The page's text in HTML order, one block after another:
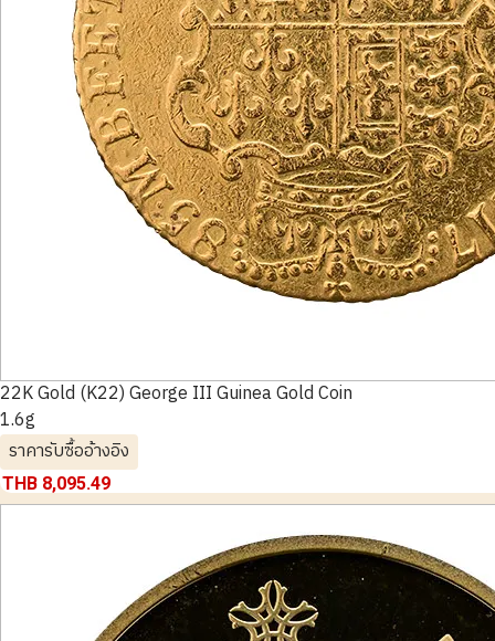
22K Gold (K22) George III Guinea Gold Coin
1.6g
ราคารับซื้ออ้างอิง
THB 8,095.49